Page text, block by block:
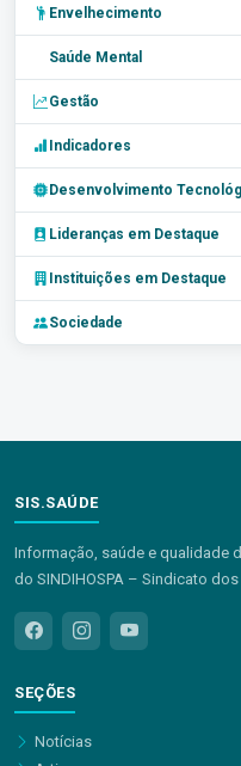
Envelhecimento
Saúde Mental
Gestão
Indicadores
Desenvolvimento
Lideranças em Destaque
Instituições em Destaque
Sociedade
SIS.SAÚDE
Informação, saúde e qualidade
do SINDIHOSPA – Sindicato
SEÇÕES
Notícias